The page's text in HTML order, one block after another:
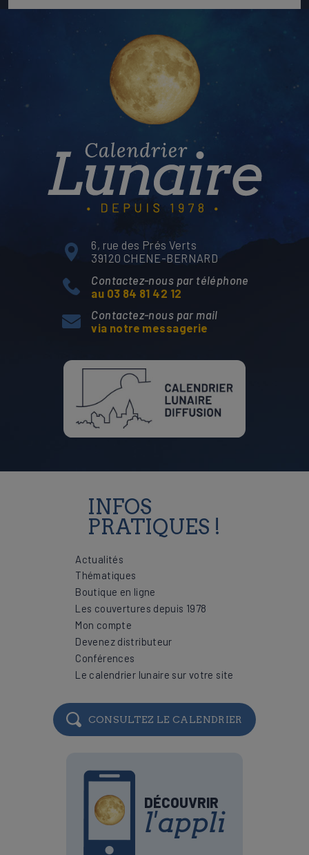
6, rue des Prés Verts
39120 CHENE-BERNARD
Contactez-nous par téléphone
au 03 84 81 42 12
Contactez-nous par mail
via notre messagerie
INFOS
PRATIQUES !
Actualités
Thématiques
Boutique en ligne
Les couvertures depuis 1978
Mon compte
Devenez distributeur
Conférences
Le calendrier lunaire sur votre site
CONSULTEZ LE CALENDRIER
DÉCOUVRIR
l'appli